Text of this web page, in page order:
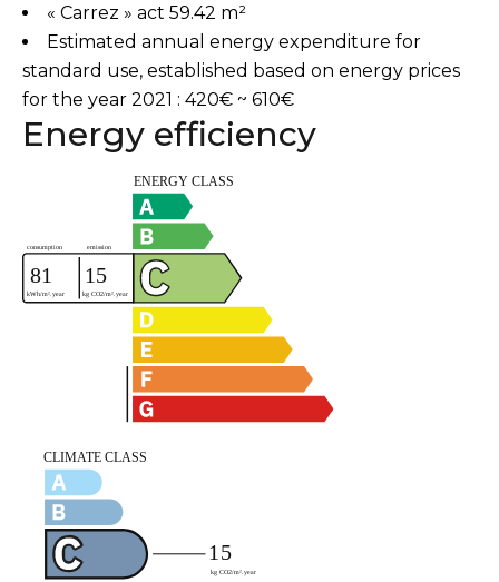
« Carrez » act 59.42 m²
Estimated annual energy expenditure for
standard use, established based on energy prices
for the year 2021 : 420€ ~ 610€
Energy efficiency